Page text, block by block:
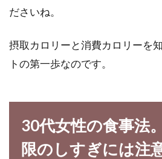
乳を飲むことをお
っとニガ...
ださいね。
摂取カロリーと消費カロリーを
トの第一歩なのです。
30代女性の食事法
限のしすぎには注